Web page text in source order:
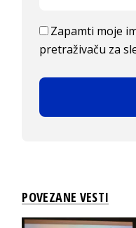
Zapamti moje
pretraživaču za
POVEZANE VESTI